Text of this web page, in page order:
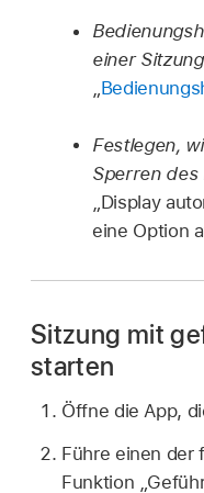
einer
Festlegen,
Sperren des
„Display
eine Option
Sitzung mit
starten
Öffne die App,
Führe einen der
Funktion